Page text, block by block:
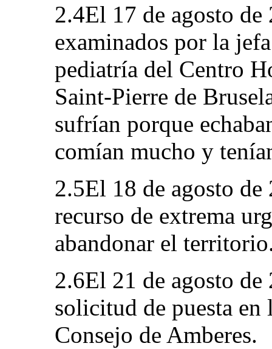
2.4El 17 de agosto
examinados por la
pediatría del Centro
Saint-Pierre de
sufrían porque
comían mucho y
2.5El 18 de agosto
recurso de extrema
abandonar el
2.6El 21 de agosto de
solicitud de puesta en
Consejo de Amberes.